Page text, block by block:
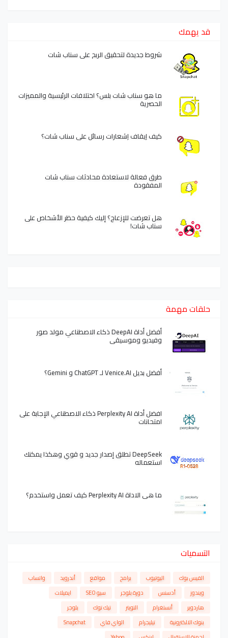
قد يهمك
شروط جديدة لتحقيق الربح على سناب شات
ما هو سناب شات بلس؟ اختلافات الرئيسية والمميزات
الحصرية
كيف إيقاف إشعارات رسائل على سناب شات؟
طرق فعالة لاستعادة محادثات سناب شات
المفقودة
هل تعرضت للإزعاج؟ إليك كيفية حظر الأشخاص على
سناب شات!
حلقات مهمة
أفضل أداة DeepAI ذكاء الاصطناعي مولد صور
وفيديو وموسيقى
أفضل بديل Venice.AI لـ ChatGPT و Gemini؟
افضل أداة Perplexity AI ذكاء الاصطناعي الإجابة على
امتحانات
DeepSeek تطلق إصدار جديد و قوي وهكذا يمكنك
استعماله
ما هي الاداة Perplexity AI كيف تعمل واستخدم؟
التسميات
الفيس بوك اليوتيوب برامج مواقع أندرويد
واتساب
ويندوز
أدسنس دورة بلوجر سيو SEO
ايميلات
هاردوير
أنستغرام التويتر تيك توك
بلوجر
بنوك الالكترونية
تيليجرام الواي فاي
Snapchat